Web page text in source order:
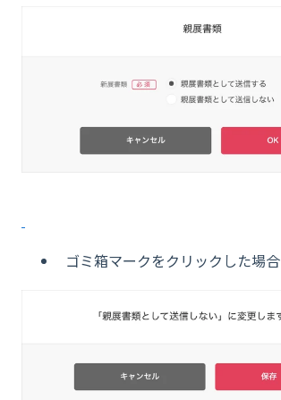
ゴミ箱マークをクリックした場合